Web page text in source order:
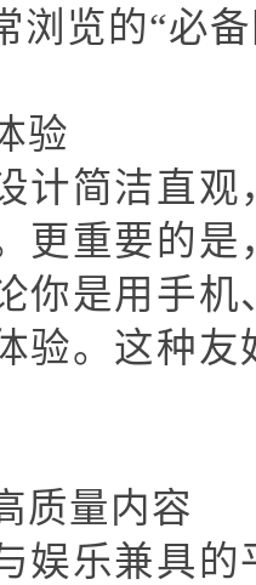
浏览的“必
验
计简洁直
更重要的
你是用手
验。这种
质量内容
娱乐兼具